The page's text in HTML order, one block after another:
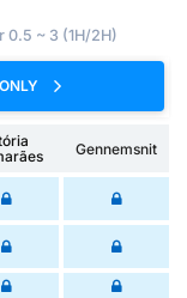
0.5 ~ 3 (1H/2H)
Gennemsnit